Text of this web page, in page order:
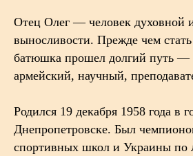
Отец Олег — человек духовной
выносливости. Прежде чем
батюшка прошел долгий путь —
армейский, научный,
Родился 19 декабря 1958 года в
Днепропетровске. Был
спортивных школ и Украины по